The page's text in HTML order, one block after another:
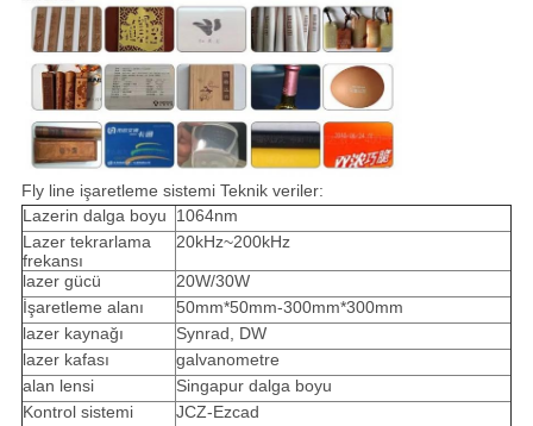
Fly line işaretleme sistemi Teknik veriler:
Lazerin dalga boyu
1064nm
Lazer tekrarlama
frekansı
20kHz~200kHz
lazer gücü
20W/30W
İşaretleme alanı
50mm*50mm-300mm*300mm
lazer kaynağı
Synrad, DW
lazer kafası
galvanometre
alan lensi
Singapur dalga boyu
Kontrol sistemi
JCZ-Ezcad